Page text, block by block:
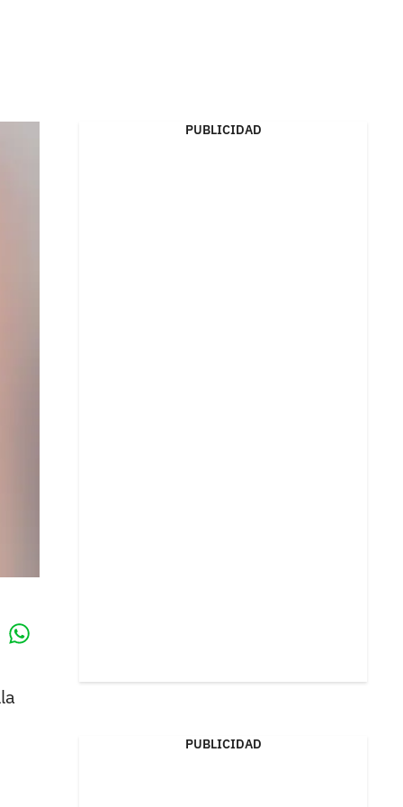
PUBLICIDAD
PUBLICIDAD